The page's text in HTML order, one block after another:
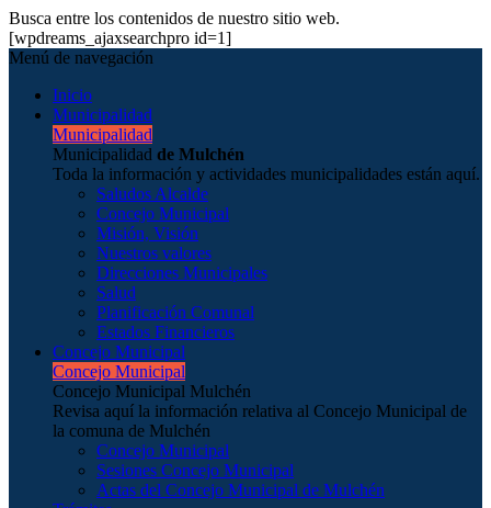
Busca entre los contenidos de nuestro sitio web.
[wpdreams_ajaxsearchpro id=1]
Menú de navegación
Inicio
Municipalidad
Municipalidad
Municipalidad de Mulchén
Toda la información y actividades municipalidades están aquí.
Saludos Alcalde
Concejo Municipal
Misión, Visión
Nuestros valores
Direcciones Municipales
Salud
Planificación Comunal
Estados Financieros
Concejo Municipal
Concejo Municipal
Concejo Municipal Mulchén
Revisa aquí la información relativa al Concejo Municipal de
la comuna de Mulchén
Concejo Municipal
Sesiones Concejo Municipal
Actas del Concejo Municipal de Mulchén